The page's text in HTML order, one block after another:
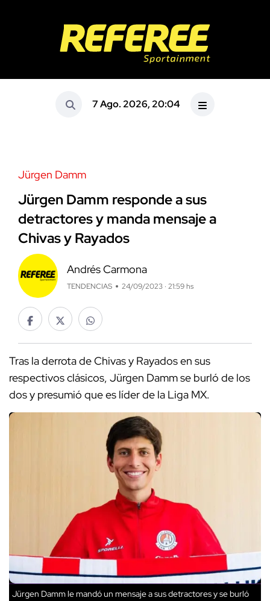
7 Ago. 2026, 20:04
Jürgen Damm
Jürgen Damm responde a sus
detractores y manda mensaje a
Chivas y Rayados
Andrés Carmona
TENDENCIAS 24/09/2023 · 21:59 hs
Tras la derrota de Chivas y Rayados en sus
respectivos clásicos, Jürgen Damm se burló de los
dos y presumió que es líder de la Liga MX.
Jürgen Damm le mandó un mensaje a sus detractores y se burló